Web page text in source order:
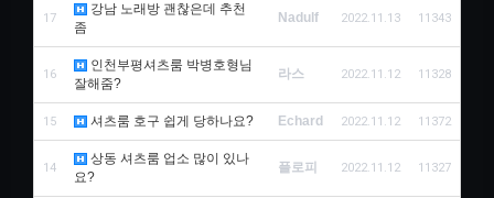
17
강남 노래방 괜찮은데 추천
좀
Nadulf 2022.11.13 11343
16
인천부평셔츠룸 박병호형님
잘해줌?
라스 2022.11.12 11328
15 셔츠룸 호구 쉽게 당하나요? Echard 2022.11.12 11372
14
상동 셔츠룸 업소 많이 있나
요?
플로피 2022.11.12 11327